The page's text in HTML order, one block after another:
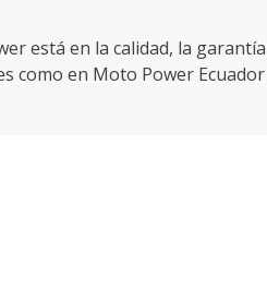
está en la calidad, la
como en Moto Power
seguros para que cumplas